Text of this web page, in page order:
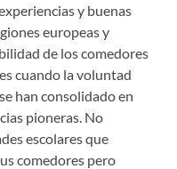
y buenas
europeas y
de los comedores
cuando la voluntad
han consolidado en
pioneras. No
escolares que
comedores pero